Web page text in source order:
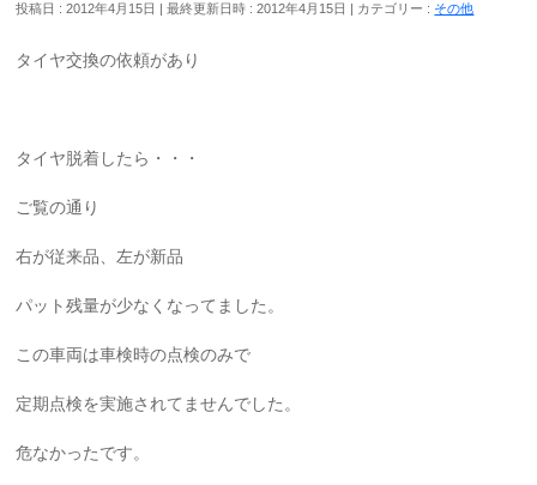
投稿日 : 2012年4月15日 最終更新日時 : 2012年4月15日 カテゴリー : その他
タイヤ交換の依頼があり
タイヤ脱着したら・・・
ご覧の通り
右が従来品、左が新品
パット残量が少なくなってました。
この車両は車検時の点検のみで
定期点検を実施されてませんでした。
危なかったです。